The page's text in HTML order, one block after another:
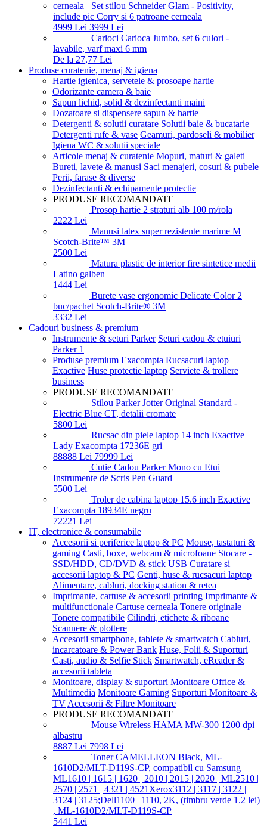
Set stilou Schneider Glam - Positivity,
include pic Corry si 6 patroane cerneala
4999 Lei 3999 Lei
Carioci Carioca Jumbo, set 6 culori -
lavabile, varf maxi 6 mm
De la 27,77 Lei
Produse curatenie, menaj & igiena
Hartie igienica, servetele & prosoape hartie
Odorizante camera & baie
Sapun lichid, solid & dezinfectanti maini
Dozatoare si dispensere sapun & hartie
Detergenti & solutii curatare Solutii baie & bucatarie
Detergenti rufe & vase Geamuri, pardoseli & mobilier
Igiena WC & solutii speciale
Articole menaj & curatenie Mopuri, maturi & galeti
Bureti, lavete & manusi Saci menajeri, cosuri & pubele
Perii, farase & diverse
Dezinfectanti & echipamente protectie
PRODUSE RECOMANDATE
Prosop hartie 2 straturi alb 100 m/rola
2222 Lei
Manusi latex super rezistente marime M
Scotch-Brite™ 3M
2500 Lei
Matura plastic de interior fire sintetice medii
Latino galben
1444 Lei
Burete vase ergonomic Delicate Color 2
buc/pachet Scotch-Brite® 3M
3332 Lei
Cadouri business & premium
Instrumente & seturi Parker Seturi cadou & etuiuri
Parker 1
Produse premium Exacompta Rucsacuri laptop
Exactive Huse protectie laptop Serviete & trollere
business
PRODUSE RECOMANDATE
Stilou Parker Jotter Original Standard -
Electric Blue CT, detalii cromate
5800 Lei
Rucsac din piele laptop 14 inch Exactive
Lady Exacompta 17236E gri
88888 Lei 79999 Lei
Cutie Cadou Parker Mono cu Etui
Instrumente de Scris Pen Guard
5500 Lei
Troler de cabina laptop 15.6 inch Exactive
Exacompta 18934E negru
72221 Lei
IT, electronice & consumabile
Accesorii si periferice laptop & PC Mouse, tastaturi &
gaming Casti, boxe, webcam & microfoane Stocare -
SSD/HDD, CD/DVD & stick USB Curatare si
accesorii laptop & PC Genti, huse & rucsacuri laptop
Alimentare, cabluri, docking station & retea
Imprimante, cartuse & accesorii printing Imprimante &
multifunctionale Cartuse cerneala Tonere originale
Tonere compatibile Cilindri, etichete & riboane
Scannere & plottere
Accesorii smartphone, tablete & smartwatch Cabluri,
incarcatoare & Power Bank Huse, Folii & Suporturi
Casti, audio & Selfie Stick Smartwatch, eReader &
accesorii tableta
Monitoare, display & suporturi Monitoare Office &
Multimedia Monitoare Gaming Suporturi Monitoare &
TV Accesorii & Filtre Monitoare
PRODUSE RECOMANDATE
Mouse Wireless HAMA MW-300 1200 dpi
albastru
8887 Lei 7998 Lei
Toner CAMELLEON Black, ML-
1610D2/MLT-D119S-CP, compatibil cu Samsung
ML1610 | 1615 | 1620 | 2010 | 2015 | 2020 | ML2510 |
2570 | 2571 | 4321 | 4521Xerox3112 | 3117 | 3122 |
3124 | 3125;Dell1100 | 1110, 2K, (timbru verde 1.2 lei)
, ML-1610D2/MLT-D119S-CP
5441 Lei